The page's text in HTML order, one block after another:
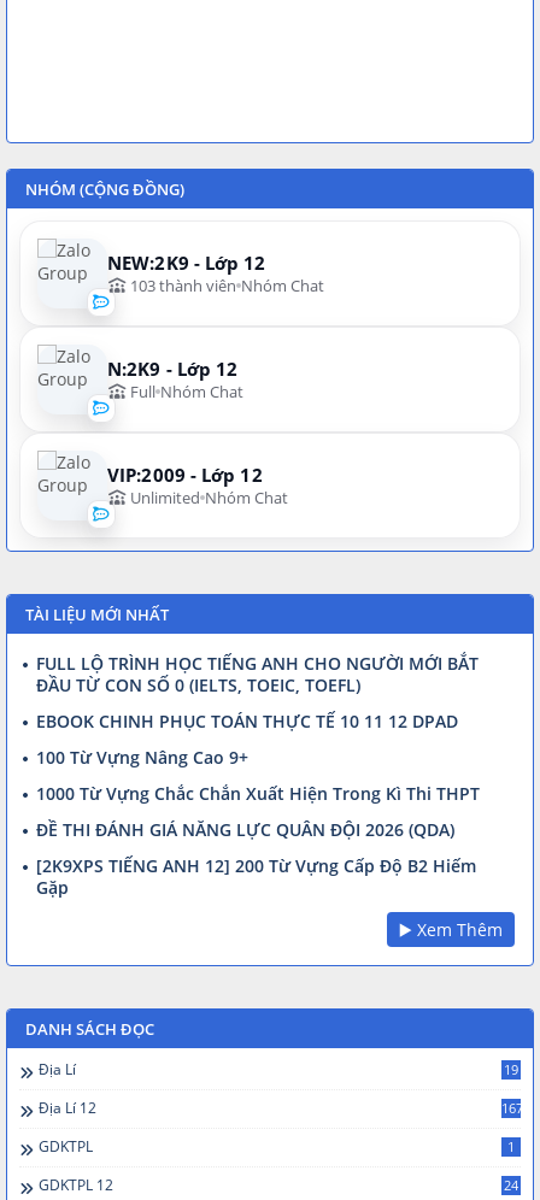
NHÓM (CỘNG ĐỒNG)
NEW:2K9 - Lớp 12
103 thành viên Nhóm Chat
N:2K9 - Lớp 12
Full Nhóm Chat
VIP:2009 - Lớp 12
Unlimited Nhóm Chat
TÀI LIỆU MỚI NHẤT
FULL LỘ TRÌNH HỌC TIẾNG ANH CHO NGƯỜI MỚI BẮT
ĐẦU TỪ CON SỐ 0 (IELTS, TOEIC, TOEFL)
EBOOK CHINH PHỤC TOÁN THỰC TẾ 10 11 12 DPAD
100 Từ Vựng Nâng Cao 9+
1000 Từ Vựng Chắc Chắn Xuất Hiện Trong Kì Thi THPT
ĐỀ THI ĐÁNH GIÁ NĂNG LỰC QUÂN ĐỘI 2026 (QDA)
[2K9XPS TIẾNG ANH 12] 200 Từ Vựng Cấp Độ B2 Hiếm
Gặp
▶️ Xem Thêm
DANH SÁCH ĐỌC
Địa Lí 19
Địa Lí 12 167
GDKTPL 1
GDKTPL 12 24